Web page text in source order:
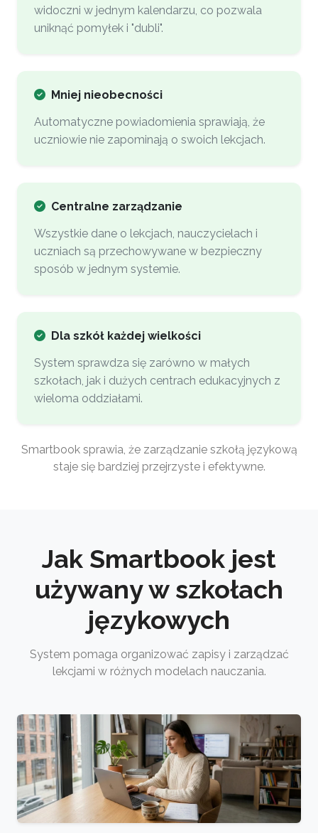
widoczni w jednym kalendarzu, co pozwala
uniknąć pomyłek i "dubli".
Mniej nieobecności
Automatyczne powiadomienia sprawiają, że
uczniowie nie zapominają o swoich lekcjach.
Centralne zarządzanie
Wszystkie dane o lekcjach, nauczycielach i
uczniach są przechowywane w bezpieczny
sposób w jednym systemie.
Dla szkół każdej wielkości
System sprawdza się zarówno w małych
szkołach, jak i dużych centrach edukacyjnych z
wieloma oddziałami.
Smartbook sprawia, że zarządzanie szkołą językową
staje się bardziej przejrzyste i efektywne.
Jak Smartbook jest
używany w szkołach
językowych
System pomaga organizować zapisy i zarządzać
lekcjami w różnych modelach nauczania.